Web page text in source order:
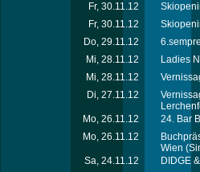
Fr, 30.11.12
Fr, 30.11.12
Do, 29.11.12
Mi, 28.11.12
Ladies
Mi, 28.11.12
Di, 27.11.12
Mo, 26.11.12
24. Bar
Mo, 26.11.12
Wien
Sa, 24.11.12
DIDGE